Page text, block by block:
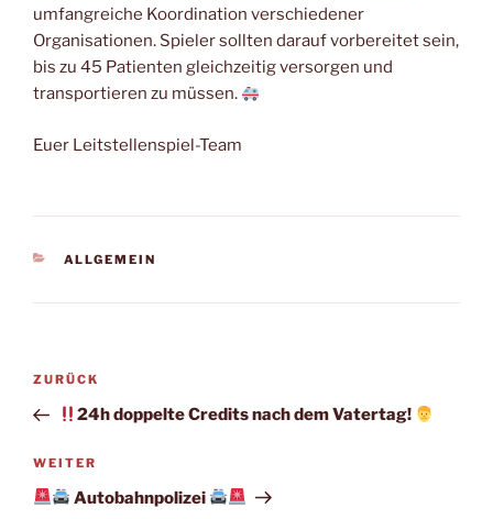
umfangreiche Koordination verschiedener
Organisationen. Spieler sollten darauf vorbereitet sein,
bis zu 45 Patienten gleichzeitig versorgen und
transportieren zu müssen.
Euer Leitstellenspiel-Team
KATEGORIEN
ALLGEMEIN
Beitragsnavigation
Vorheriger
Beitrag
ZURÜCK
24h doppelte Credits nach dem Vatertag!
Nächster
Beitrag
WEITER
Autobahnpolizei